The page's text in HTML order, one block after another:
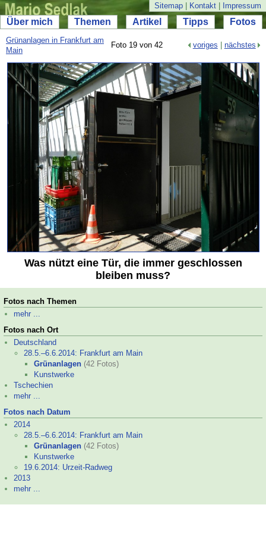
Sitemap Kontakt Impressum
Über mich Themen Artikel Tipps Fotos
Grünanlagen in Frankfurt am
Main
Foto 19 von 42 voriges nächstes
Was nützt eine Tür, die immer geschlossen
bleiben muss?
Fotos nach Themen
mehr ...
Fotos nach Ort
Deutschland
28.5.–6.6.2014: Frankfurt am Main
Grünanlagen (42 Fotos)
Kunstwerke
Tschechien
mehr ...
Fotos nach Datum
2014
28.5.–6.6.2014: Frankfurt am Main
Grünanlagen (42 Fotos)
Kunstwerke
19.6.2014: Urzeit-Radweg
2013
mehr ...